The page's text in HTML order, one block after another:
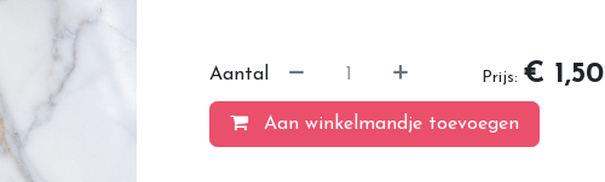
Aan winkelmandje toevoegen
Aantal Prijs: € 1,50